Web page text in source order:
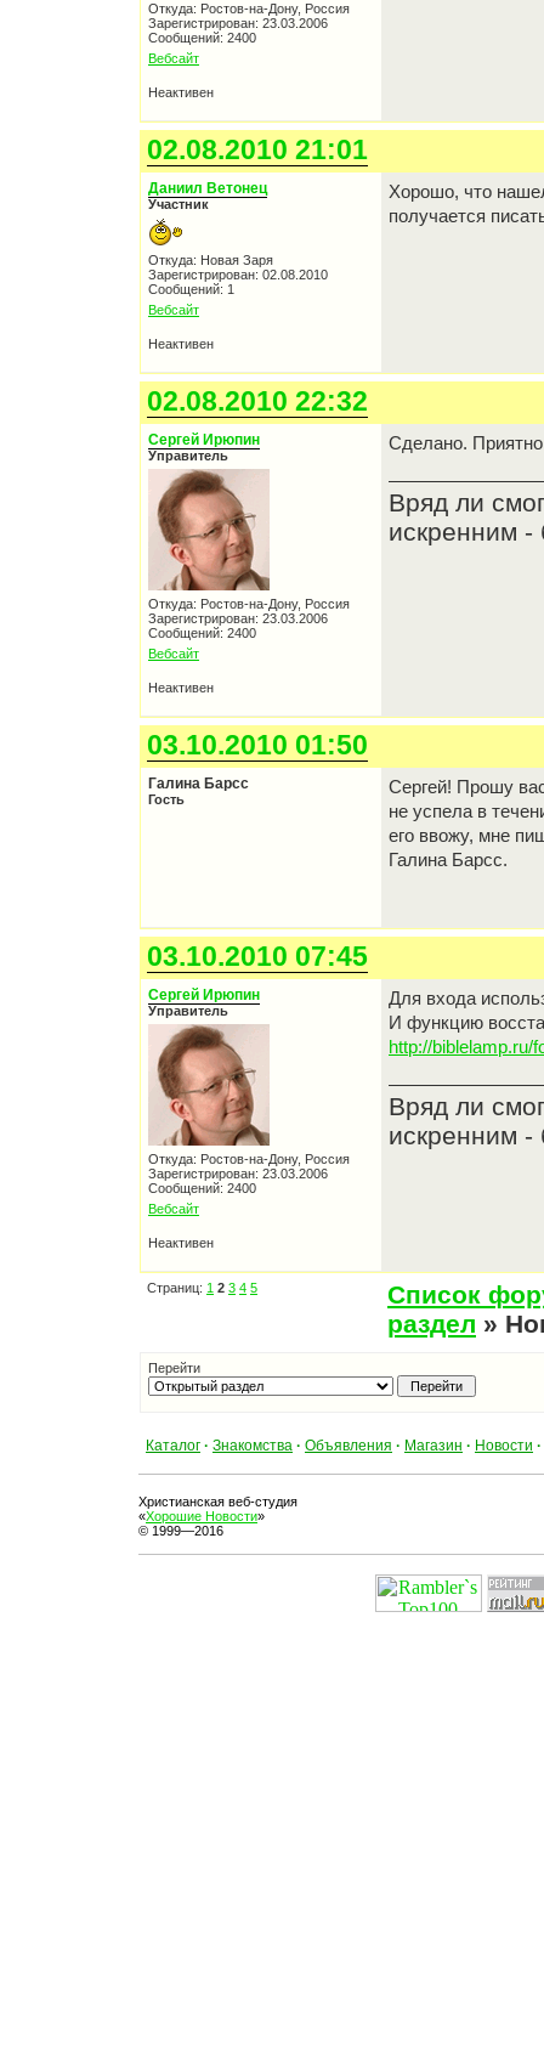
Откуда: Ростов-на-Дону, Россия
Зарегистрирован: 23.03.2006
Сообщений: 2400
Вебсайт
Неактивен
02.08.2010 21:01
Даниил Ветонец
Участник
Откуда: Новая Заря
Зарегистрирован: 02.08.2010
Сообщений: 1
Вебсайт
Хорошо, что
получается
Неактивен
02.08.2010 22:32
Сергей Ирюпин
Управитель
Откуда: Ростов-на-Дону, Россия
Зарегистрирован: 23.03.2006
Сообщений: 2400
Вебсайт
Сделано.
Вряд ли
искренним -
Неактивен
03.10.2010 01:50
Галина Барсс
Гость
Сергей! Прошу
не успела в
его ввожу, мне
Галина Барсс.
03.10.2010 07:45
Сергей Ирюпин
Управитель
Откуда: Ростов-на-Дону, Россия
Зарегистрирован: 23.03.2006
Сообщений: 2400
Вебсайт
Для входа
И функцию
http://biblelamp.ru/
Вряд ли
искренним -
Неактивен
Страниц: 1 2 3 4 5
Список
раздел »
Перейти
Каталог · Знакомства · Объявления · Магазин · Новости ·
Христианская веб-студия
«Хорошие Новости»
© 1999—2016